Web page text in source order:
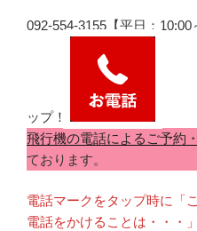
092-554-3155【平日：
ップ！
飛行機の電話によるご予約
ております。
電話マークをタップ時に「
電話をかけることは・・・